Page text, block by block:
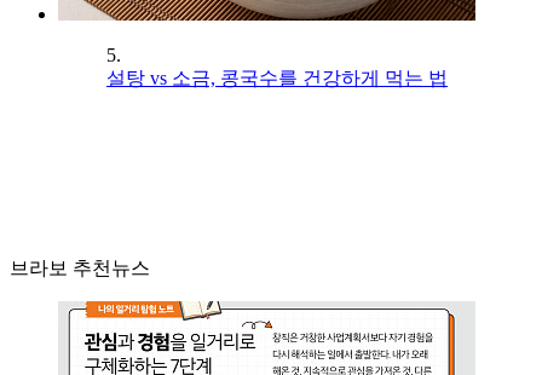
5.
설탕 vs 소금, 콩국수를 건강하게 먹는 법
브라보 추천뉴스